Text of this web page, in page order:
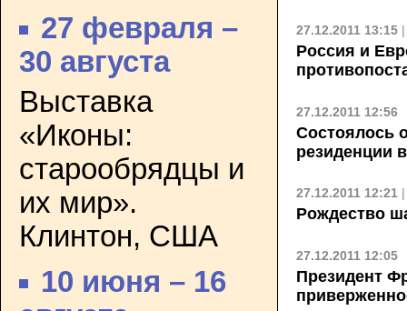
27 февраля –
30 августа
Выставка
«Иконы:
старообрядцы и
их мир».
Клинтон, США
10 июня – 16
27.12.2011 13:15
Россия и
27.12.2011 12:56
Состоялось
резиденции
27.12.2011 12:21
Рождество
27.12.2011 12:05
Президент